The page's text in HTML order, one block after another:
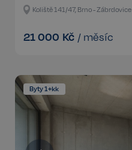
Koliště 141/47, Brno - Zábrdovice
21 000 Kč / měsíc
Byty 1+kk